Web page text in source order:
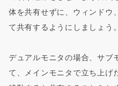
体を共有せずに、ウィンドウ
て共有するようにしましょう。
デュアルモニタの場合、サブ
て、メインモニタで立ち上げ